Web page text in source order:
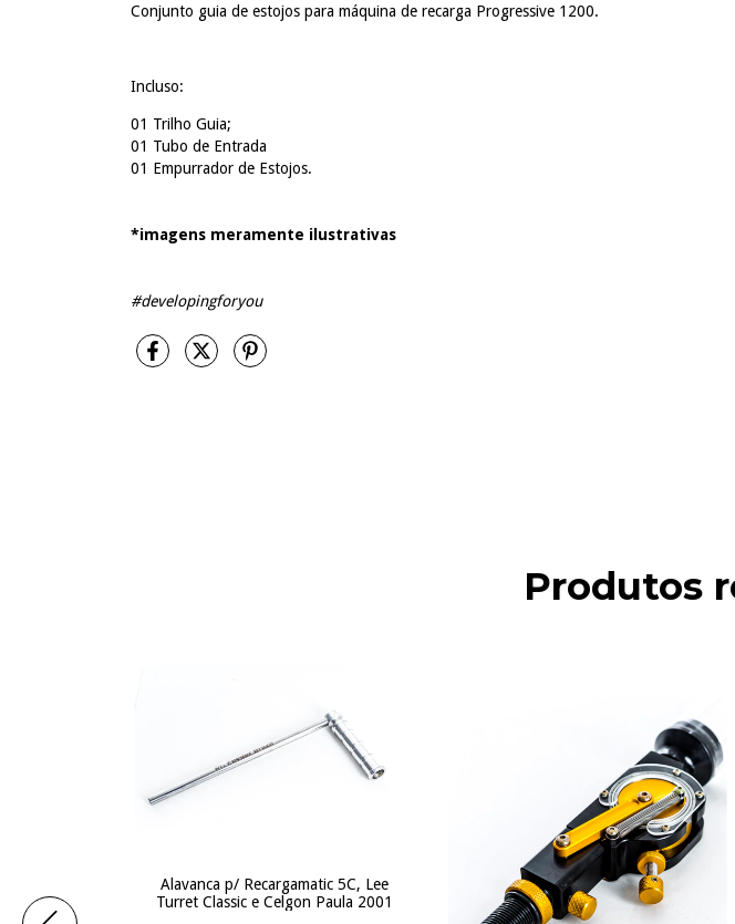
Conjunto guia de estojos para máquina de recarga Progressive 1200.
Incluso:
01 Trilho Guia;
01 Tubo de Entrada
01 Empurrador de Estojos.
*imagens meramente ilustrativas
#developingforyou
Produtos
Alavanca p/ Recargamatic 5C, Lee
Turret Classic e Celgon Paula 2001